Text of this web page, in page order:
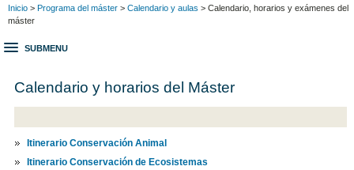
Inicio > Programa del máster > Calendario y aulas > Calendario, horarios y exámenes del
máster
SUBMENU
Calendario y horarios del Máster
Itinerario Conservación Animal
Itinerario Conservación de Ecosistemas